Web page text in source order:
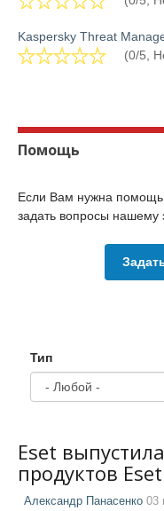
Kaspersky Threat
(0/5,
Помощь
Если Вам нужна
задать вопросы нашему
Тип
Eset
продуктов
Александр Панасенко 03